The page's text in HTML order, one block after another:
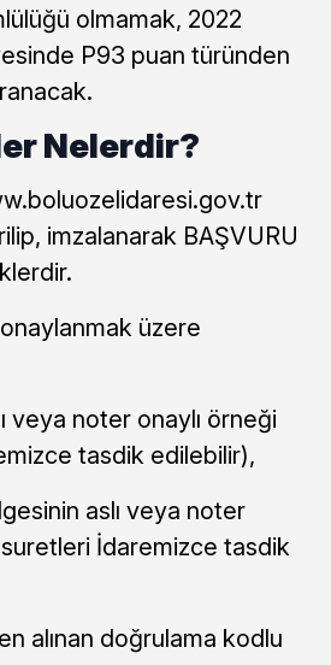
olmamak, 2022
P93 puan türünden
Nelerdir?
imzalanarak BAŞVURU
üzere
veya noter onaylı örneği
tasdik edilebilir),
aslı veya noter
suretleri İdaremizce tasdik
alınan doğrulama kodlu